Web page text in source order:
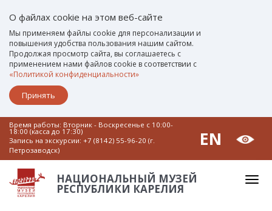
О файлах cookie на этом веб-сайте
Мы применяем файлы cookie для персонализации и
повышения удобства пользования нашим сайтом.
Продолжая просмотр сайта, вы соглашаетесь с
применением нами файлов cookie в соответствии с
«Политикой конфиденциальности»
Принять
Время работы: Вторник - Воскресенье c 10:00-
18:00 (касса до 17:30)
Запись на экскурсии: +7 (8142) 55-96-20 (г.
Петрозаводск)
EN
НАЦИОНАЛЬНЫЙ МУЗЕЙ
РЕСПУБЛИКИ КАРЕЛИЯ